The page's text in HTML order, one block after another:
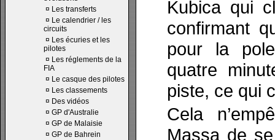
¤ Les transferts
¤ Le calendrier / les
circuits
¤ Les écuries et les
pilotes
¤ Les réglements de la
FIA
¤ Le casque des pilotes
¤ Les classements
¤ Des vidéos
¤ GP d'Australie
¤ GP de Malaisie
¤ GP de Bahrein
Kubica qui
confirmant
pour la
quatre
piste, ce qui
Cela
Massa de